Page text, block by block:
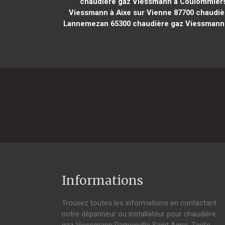
Viessmann à Aixe sur Vienne 87700
Lannemezan 65300chaudière gaz Viessmann
Informations
Trouvez toutes les informations en contactant
notre dépanneur ou installateur pour chaudière